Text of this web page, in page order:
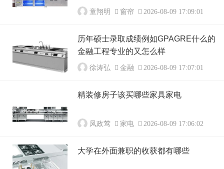
童翔明 窗帘 2026-08-09 17:09:01
历年硕士录取成绩例如GPAGRE什么的
金融工程专业的又怎么样
徐涛弘 金融 2026-08-09 17:07:01
精装修房子该买哪些家具家电
凤政莺 家电 2026-08-09 17:06:02
大学在外面兼职的收获都有哪些